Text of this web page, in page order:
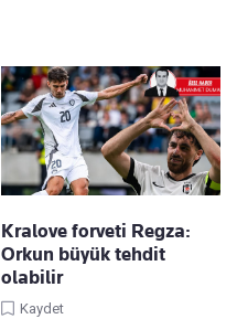
Kralove forveti Regza:
Orkun büyük tehdit
olabilir
Kaydet